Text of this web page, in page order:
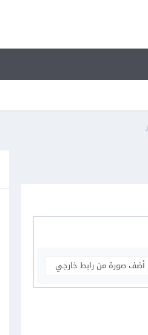
أضف صورة من رابط خارجي